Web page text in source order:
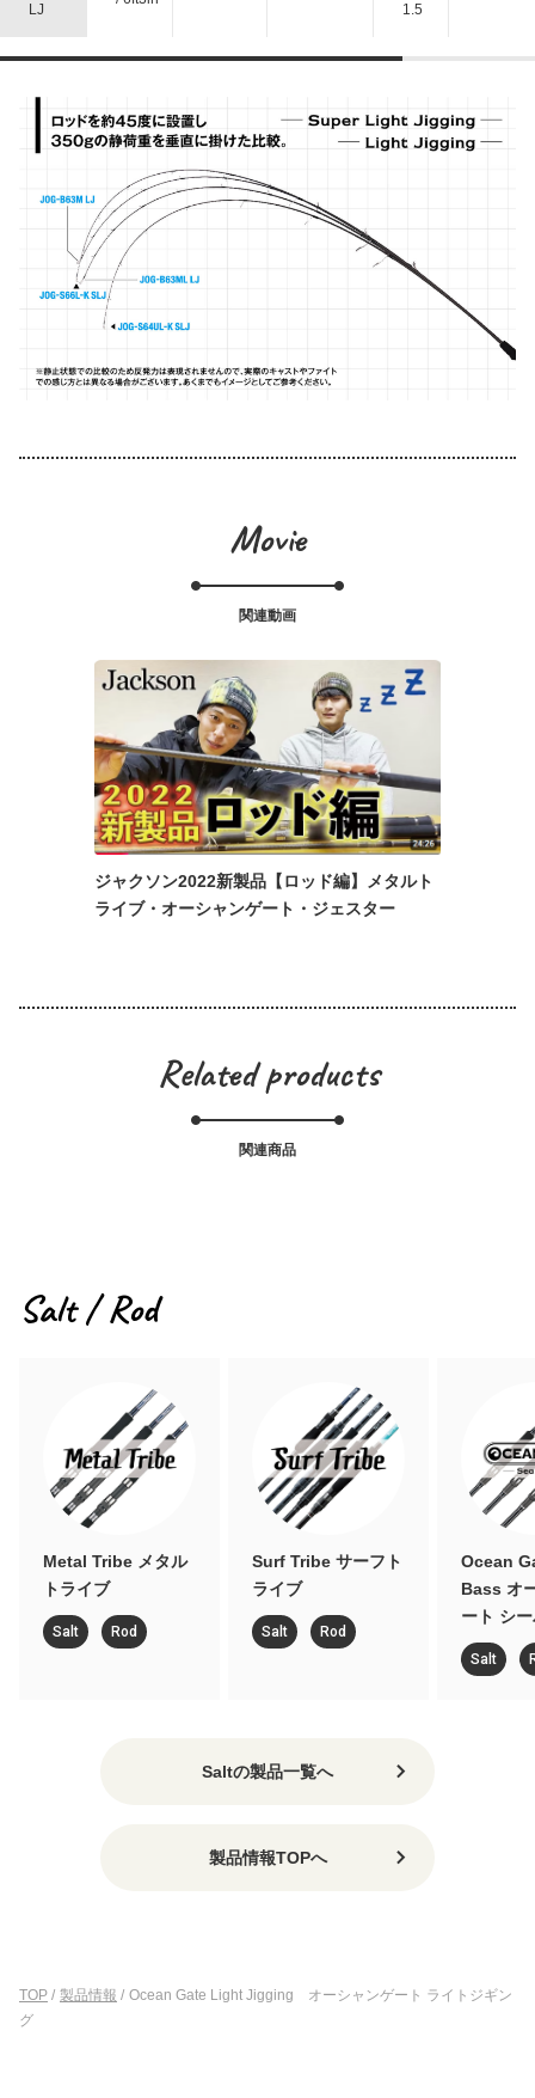
LJ 1.5
Movie
関連動画
ジャクソン2022新製品【ロッド編】メタルト
ライブ・オーシャンゲート・ジェスター
Related products
関連商品
Salt / Rod
Metal Tribe メタル
トライブ
Salt Rod
Surf Tribe サーフト
ライブ
Salt Rod
Ocean
Bass オ
ート シ
Salt
Saltの製品一覧へ
製品情報TOPへ
TOP / 製品情報 / Ocean Gate Light Jigging オーシャンゲート ライトジギン
グ